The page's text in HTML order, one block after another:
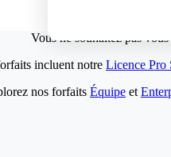
Vous ne souhaitez pas
incluent notre Licence Pro
nos forfaits Équipe et